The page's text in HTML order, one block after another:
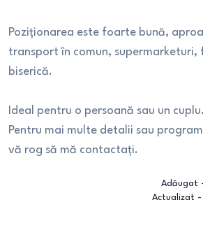
Poziționarea este foarte bună,
transport în comun, supermarketuri,
biserică.
Ideal pentru o persoană sau un cuplu.
Pentru mai multe detalii sau
vă rog să mă contactați.
Adăugat
Actualizat -